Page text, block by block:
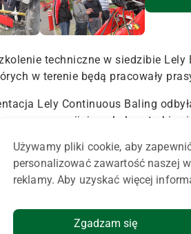
techniczne w siedzibie
w terenie będą pracowały
Lely Continuous Baling
maszyna zwijająca bele w trybie
firmy Vermeer, który jest jej
się w celu owinięcia beli
z przygotowywaniem
szerokiego pasa. Jego
średnicy, przesuwana jest w
gromadzi się i jest
Używamy pliki cookie, aby
personalizować zawartość naszej
reklamy. Aby uzyskać więcej
Zgadzam się